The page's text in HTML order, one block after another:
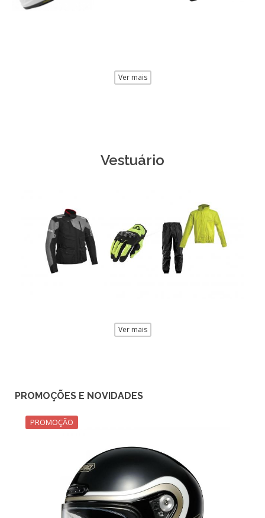
Ver mais
Vestuário
Ver mais
PROMOÇÕES E NOVIDADES
PROMOÇÃO